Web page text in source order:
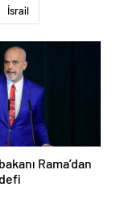
İsrail
Rama’dan